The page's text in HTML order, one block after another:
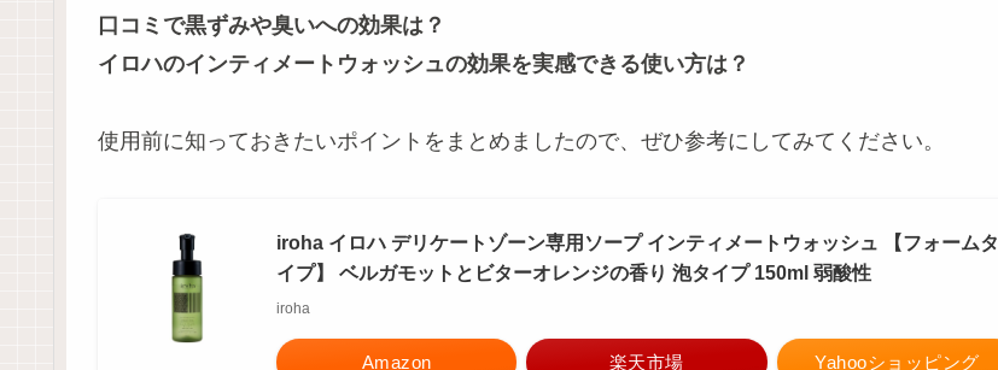
口コミで黒ずみや臭いへの効果は？
イロハのインティメートウォッシュの効果を実感できる使い方は？
使用前に知っておきたいポイントをまとめましたので、ぜひ参考にしてみてください。
iroha イロハ デリケートゾーン専用ソープ インティメートウォッシュ 【フォームタ
イプ】 ベルガモットとビターオレンジの香り 泡タイプ 150ml 弱酸性
iroha
Amazon 楽天市場 Yahooショッピング